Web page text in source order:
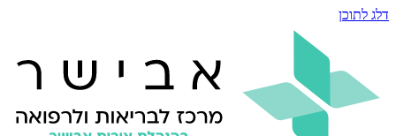
דלג לתוכן